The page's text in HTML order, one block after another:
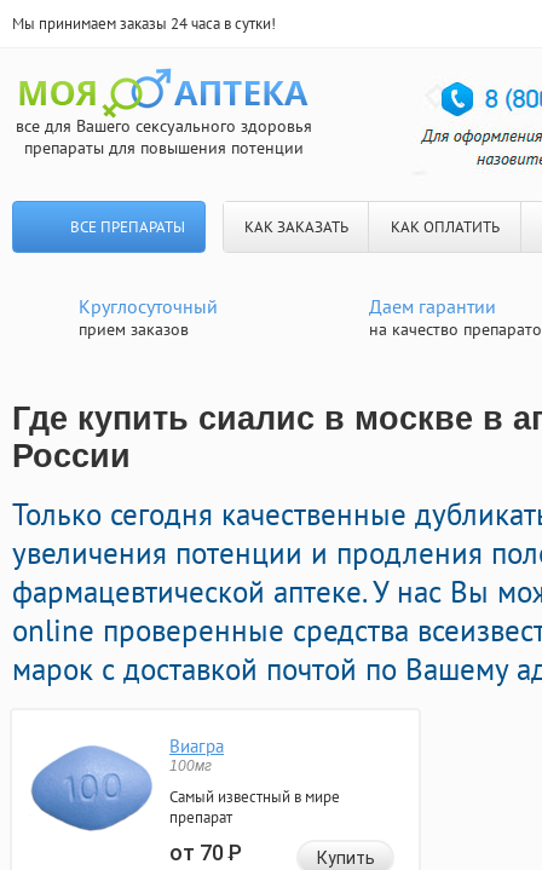
Мы принимаем заказы 24 часа в сутки!
все для Вашего сексуального здоровья
препараты для повышения потенции
ВСЕ ПРЕПАРАТЫ КАК ЗАКАЗАТЬ КАК ОПЛАТИТЬ
Круглосуточный
прием заказов
Даем гарантии
на качество
Где купить сиалис в москве в
России
Только сегодня качественные
увеличения потенции и продления
фармацевтической аптеке. У нас Вы
online проверенные средства
марок с доставкой почтой по Вашему
Виагра
100мг
Самый известный в мире
препарат
от 70Р Купить